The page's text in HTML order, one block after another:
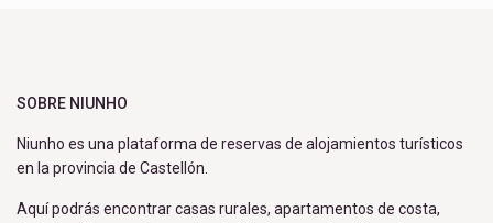
SOBRE NIUNHO
Niunho es una plataforma de reservas de alojamientos turísticos
en la provincia de Castellón.
Aquí podrás encontrar casas rurales, apartamentos de costa,